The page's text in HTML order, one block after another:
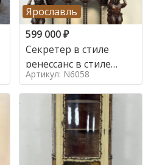
Ярославль
599 000₽
Секретер в стиле
ренессанс в стиле
ренессанс, 19 век
Артикул: N6058